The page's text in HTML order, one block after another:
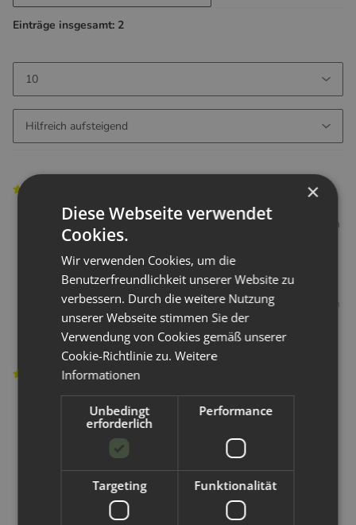
Einträge insgesamt: 2
Ich habe mich mal kurz an ai3 getraut und sehe darin
kein einziges Mal dicht. Schade!
Julia K,30.04.2025Verifizierter KaufGutschein erhalten
Hält bei uns leider nicht dicht
Habe diese Überhose ausprobieren wollen weil sie
unglaublich schön aussieht und ich etwas gesucht
habe ,was an meiner gut genährten Tochter keine
Abdrücke hinterlässt. Die Überhose wirkt qualitativ
sehr hochwertig, allerdings ist sie bei uns jedes mal
etwas ausgelaufen und die Wanne hinterlässt
×
Diese Webseite verwendet
Cookies.
Wir verwenden Cookies, um die
Benutzerfreundlichkeit unserer Website zu
verbessern. Durch die weitere Nutzung
unserer Webseite stimmen Sie der
Verwendung von Cookies gemäß unserer
Cookie-Richtlinie zu.Weitere
Informationen
Unbedingt
erforderlich
Performance
Targeting Funktionalität